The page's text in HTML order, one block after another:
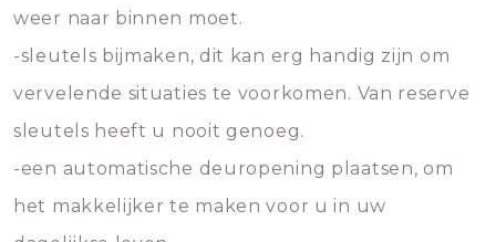
weer naar binnen moet.
-sleutels bijmaken, dit kan erg handig zijn om
vervelende situaties te voorkomen. Van reserve
sleutels heeft u nooit genoeg.
-een automatische deuropening plaatsen, om
het makkelijker te maken voor u in uw